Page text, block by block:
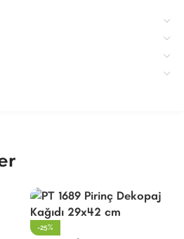
-25%